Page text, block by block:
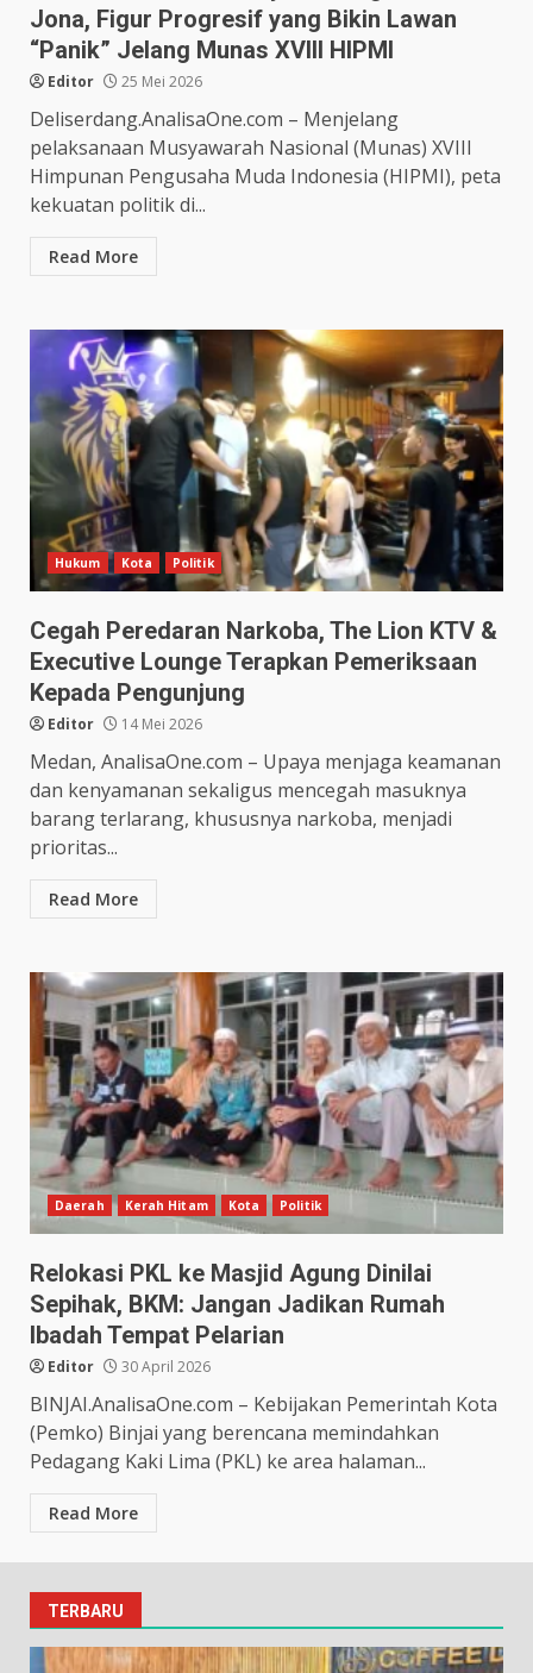
Jona, Figur Progresif yang Bikin Lawan
“Panik” Jelang Munas XVIII HIPMI
Editor 25 Mei 2026
Deliserdang.AnalisaOne.com – Menjelang
pelaksanaan Musyawarah Nasional (Munas) XVIII
Himpunan Pengusaha Muda Indonesia (HIPMI), peta
kekuatan politik di...
Read More
Hukum Kota Politik
Cegah Peredaran Narkoba, The Lion KTV &
Executive Lounge Terapkan Pemeriksaan
Kepada Pengunjung
Editor 14 Mei 2026
Medan, AnalisaOne.com – Upaya menjaga keamanan
dan kenyamanan sekaligus mencegah masuknya
barang terlarang, khususnya narkoba, menjadi
prioritas...
Read More
Daerah Kerah Hitam Kota Politik
Relokasi PKL ke Masjid Agung Dinilai
Sepihak, BKM: Jangan Jadikan Rumah
Ibadah Tempat Pelarian
Editor 30 April 2026
BINJAI.AnalisaOne.com – Kebijakan Pemerintah Kota
(Pemko) Binjai yang berencana memindahkan
Pedagang Kaki Lima (PKL) ke area halaman...
Read More
TERBARU